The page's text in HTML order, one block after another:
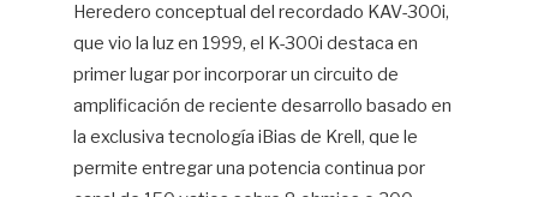
Heredero conceptual del recordado KAV-300i,
que vio la luz en 1999, el K-300i destaca en
primer lugar por incorporar un circuito de
amplificación de reciente desarrollo basado en
la exclusiva tecnología iBias de Krell, que le
permite entregar una potencia continua por